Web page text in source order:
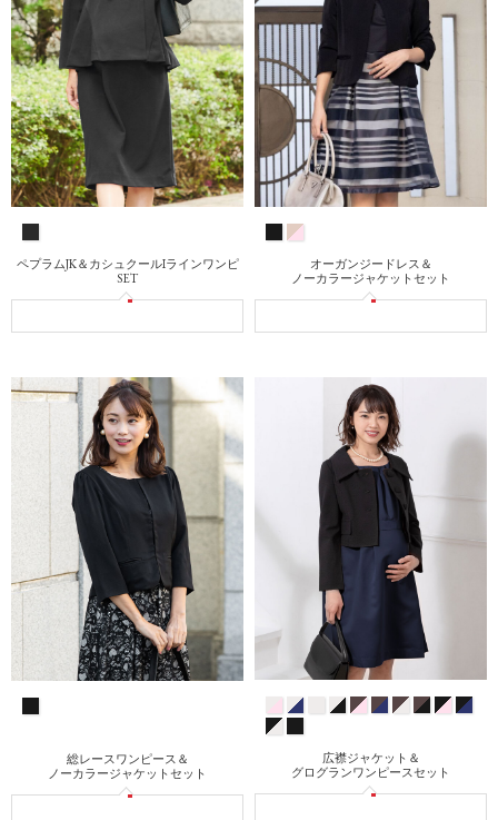
ペプラムJK＆カシュクールIラインワンピ
SET
オーガンジードレス＆
ノーカラージャケットセット
総レースワンピース＆
ノーカラージャケットセット
広襟ジャケット＆
グログランワンピースセット